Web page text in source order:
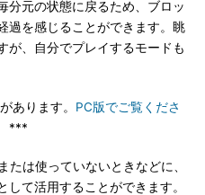
分元の状態に戻るため、ブロッ
過を感じることができます。眺
が、自分でプレイするモードも
あります。 PC版でご覧くださ
***
は使っていないときなどに、
て活用することができます。